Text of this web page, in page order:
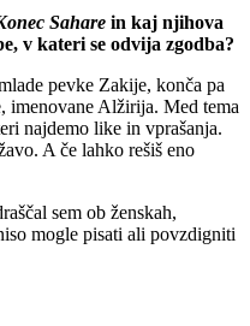
Sahare in kaj njihova
v kateri se odvija zgodba?
pevke Zakije, konča pa
imenovane Alžirija. Med tema
najdemo like in vprašanja.
A če lahko rešiš eno
sem ob ženskah,
mogle pisati ali povzdigniti